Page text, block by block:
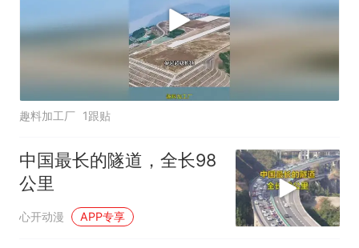
趣料加工厂 1跟贴
中国最长的隧道，全长98
公里
心开动漫 APP专享